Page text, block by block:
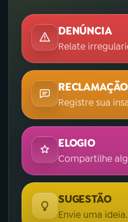
DENÚNCIA
Relate
RECLAMAÇÃO
Registre sua
ELOGIO
Compartilhe
SUGESTÃO
Envie uma ideia.